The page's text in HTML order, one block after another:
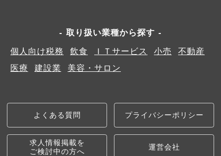
取り扱い業種から探す
個人向け税務
飲食 ＩＴサービス 小売
不動産
医療
建設業 美容・サロン
よくある質問 プライバシーポリシー
求人情報掲載を
ご検討中の方へ
運営会社